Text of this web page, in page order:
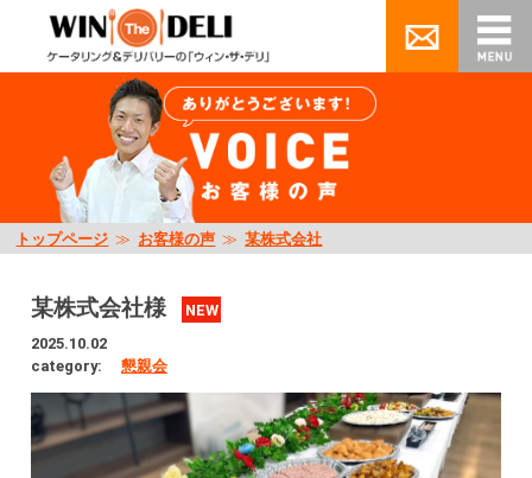
トップページ ≫ お客様の声 ≫某株式会社
某株式会社様
NEW
2025.10.02
category:
懇親会